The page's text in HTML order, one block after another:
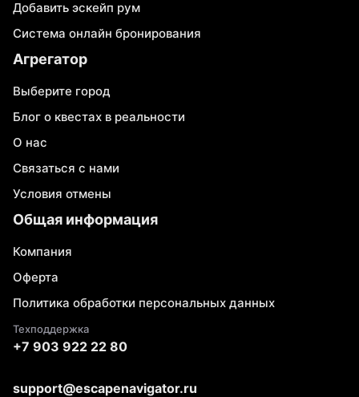
Добавить эскейп рум
Система онлайн бронирования
Агрегатор
Выберите город
Блог о квестах в реальности
О нас
Связаться с нами
Условия отмены
Общая информация
Компания
Оферта
Политика обработки персональных данных
Техподдержка
+7 903 922 22 80
support@escapenavigator.ru